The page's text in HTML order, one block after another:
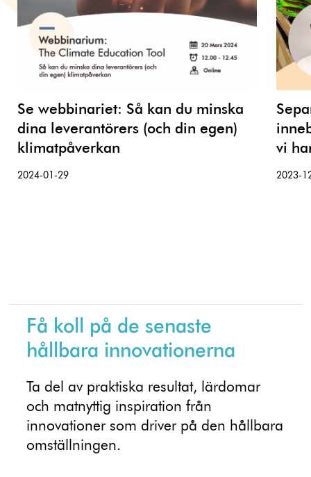
Se webbinariet: Så kan du minska
dina leverantörers (och din egen)
klimatpåverkan
2024-01-29
vi
2023-
Få koll på de senaste
hållbara innovationerna
Ta del av praktiska resultat, lärdomar
och matnyttig inspiration från
innovationer som driver på den hållbara
omställningen.